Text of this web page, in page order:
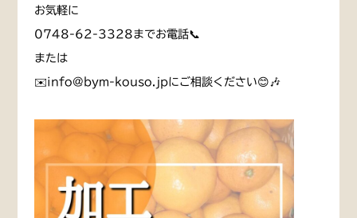
お気軽に
0748-62-3328までお電話📞
または
✉️info@bym-kouso.jpにご相談ください😊🎶